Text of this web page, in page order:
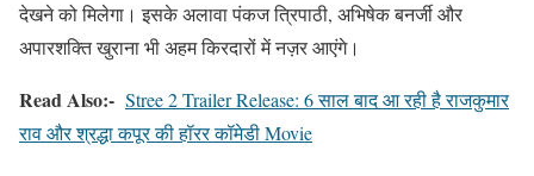
देखने को मिलेगा। इसके अलावा पंकज त्रिपाठी, अभिषेक बनर्जी और
अपारशक्ति खुराना भी अहम किरदारों में नज़र आएंगे।
Read Also:- Stree 2 Trailer Release: 6 साल बाद आ रही है राजकुमार
राव और श्रद्धा कपूर की हॉरर कॉमेडी Movie